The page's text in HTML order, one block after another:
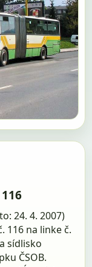
24. 4. 2007)
116 na linke č.
sídlisko
ČSOB.